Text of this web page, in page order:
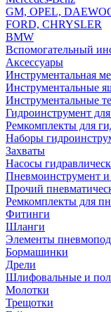
GM, OPEL,
FORD, CHRYSLER
BMW
Вспомогательный
Аксессуары
Инструментальная
Инструментальные
Инструментальные
Гидроинструмент
Ремкомплекты для
Наборы
Захваты
Насосы
Пневмоинструмент
Прочий
Ремкомплекты для
Фитинги
Шланги
Элементы
Бормашинки
Дрели
Шлифовальные и
Молотки
Трещотки